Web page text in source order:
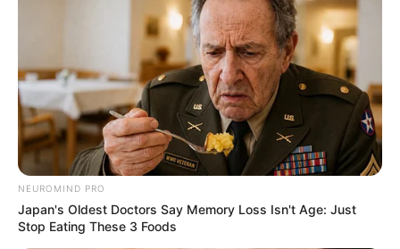
NEUROMIND PRO
Japan's Oldest Doctors Say Memory Loss Isn't Age: Just
Stop Eating These 3 Foods